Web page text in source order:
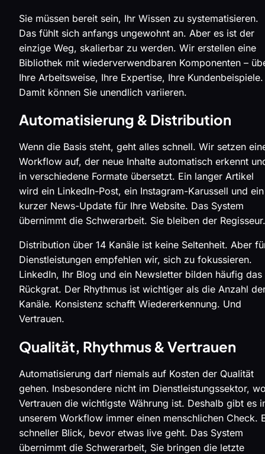
Sie müssen bereit sein, Ihr Wissen zu systematisieren.
Das fühlt sich anfangs ungewohnt an. Aber es ist der
einzige Weg, skalierbar zu werden. Wir erstellen eine
Bibliothek mit wiederverwendbaren Komponenten –
Ihre Arbeitsweise, Ihre Expertise, Ihre Kundenbeispiele.
Damit können Sie unendlich variieren.
Automatisierung & Distribution
Wenn die Basis steht, geht alles schnell. Wir setzen
Workflow auf, der neue Inhalte automatisch erkennt
in verschiedene Formate übersetzt. Ein langer Artikel
wird ein LinkedIn-Post, ein Instagram-Karussell und ein
kurzer News-Update für Ihre Website. Das System
übernimmt die Schwerarbeit. Sie bleiben der Regisseur.
Distribution über 14 Kanäle ist keine Seltenheit. Aber
Dienstleistungen empfehlen wir, sich zu fokussieren.
LinkedIn, Ihr Blog und ein Newsletter bilden häufig das
Rückgrat. Der Rhythmus ist wichtiger als die Anzahl
Kanäle. Konsistenz schafft Wiedererkennung. Und
Vertrauen.
Qualität, Rhythmus & Vertrauen
Automatisierung darf niemals auf Kosten der Qualität
gehen. Insbesondere nicht im Dienstleistungssektor,
Vertrauen die wichtigste Währung ist. Deshalb gibt es
unserem Workflow immer einen menschlichen Check.
schneller Blick, bevor etwas live geht. Das System
übernimmt die Schwerarbeit, Sie bringen die letzte